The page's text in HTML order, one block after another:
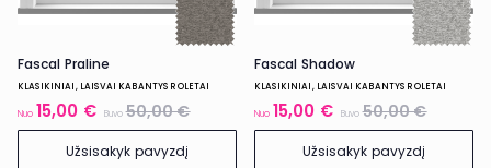
Fascal Praline
KLASIKINIAI, LAISVAI KABANTYS ROLETAI
Nuo 15,00 € Buvo50,00 €
Užsisakyk pavyzdį
Fascal Shadow
KLASIKINIAI, LAISVAI KABANTYS ROLETAI
Nuo 15,00 € Buvo50,00 €
Užsisakyk pavyzdį